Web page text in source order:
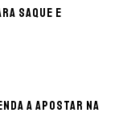
saque e
a apostar na